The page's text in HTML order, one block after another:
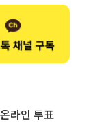
라인 투표